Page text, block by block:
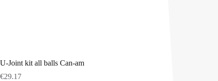
U-Joint kit all balls Can-am
€29.17